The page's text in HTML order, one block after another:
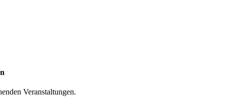
Veranstaltungen.